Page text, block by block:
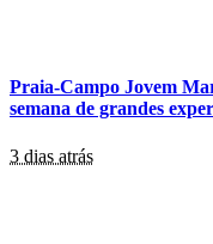
Praia-Campo Jovem
semana de grandes
3 dias atrás